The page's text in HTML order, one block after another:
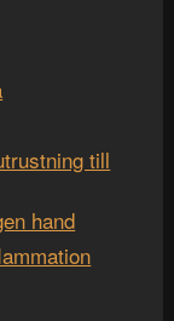
till
hand